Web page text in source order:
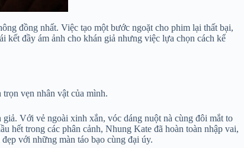
đồng nhất. Việc tạo một bước ngoặt cho phim lại thất bại,
kết đầy ám ảnh cho khán giả nhưng việc lựa chọn cách kể
vẹn nhân vật của mình.
Với vẻ ngoài xinh xắn, vóc dáng nuột nà cùng đôi mắt to
hết trong các phân cảnh, Nhung Kate đã hoàn toàn nhập vai,
với những màn táo bạo cùng đại úy.